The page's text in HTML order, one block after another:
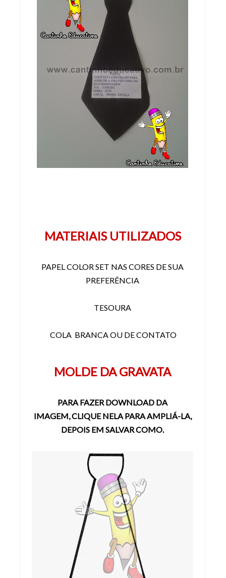
MATERIAIS UTILIZADOS
PAPEL COLOR SET NAS CORES DE SUA
PREFERÊNCIA
TESOURA
COLA BRANCA OU DE CONTATO
MOLDE DA GRAVATA
PARA FAZER DOWNLOAD DA
IMAGEM,CLIQUE NELA PARA AMPLIÁ-LA,
DEPOIS EM SALVAR COMO.